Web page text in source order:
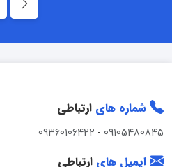
شماره های ارتباطی
09105480845
-
09360106422
ایمیل های ارتباطی